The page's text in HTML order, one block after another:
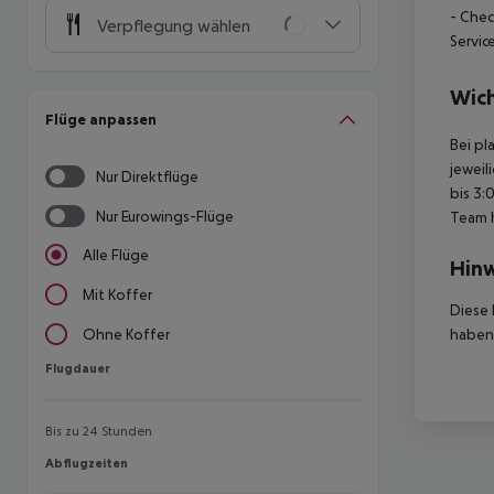
Verpflegung wählen
Flüge anpassen
Nur Direktflüge
Nur Eurowings-Flüge
Alle Flüge
Mit Koffer
Ohne Koffer
Flugdauer
Flugdauer
Bis zu 24 Stunden
Abflugzeiten
Abflugzeiten
-
Bei
bis
Team
Diese